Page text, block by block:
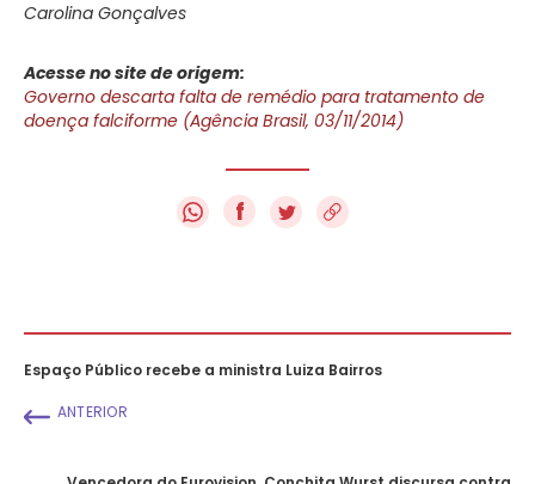
Carolina Gonçalves
Acesse no site de origem:
Governo descarta falta de remédio para tratamento de
doença falciforme (Agência Brasil, 03/11/2014)
f
Espaço Público recebe a ministra Luiza Bairros
ANTERIOR